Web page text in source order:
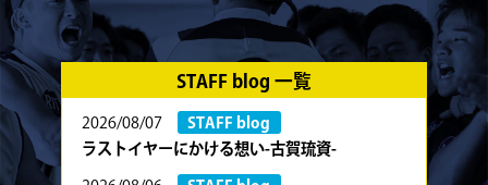
STAFF blog 一覧
2026/08/07
STAFF blog
ラストイヤーにかける想い-古賀琉資-